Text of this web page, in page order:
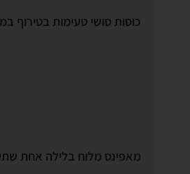
כוסות סושי טעימות בטירוף
מאפינס מלוח בלילה אחת